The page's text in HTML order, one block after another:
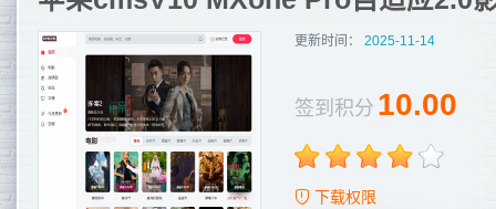
更新时间： 2025-11-14
签到积分 10.00
下载权限